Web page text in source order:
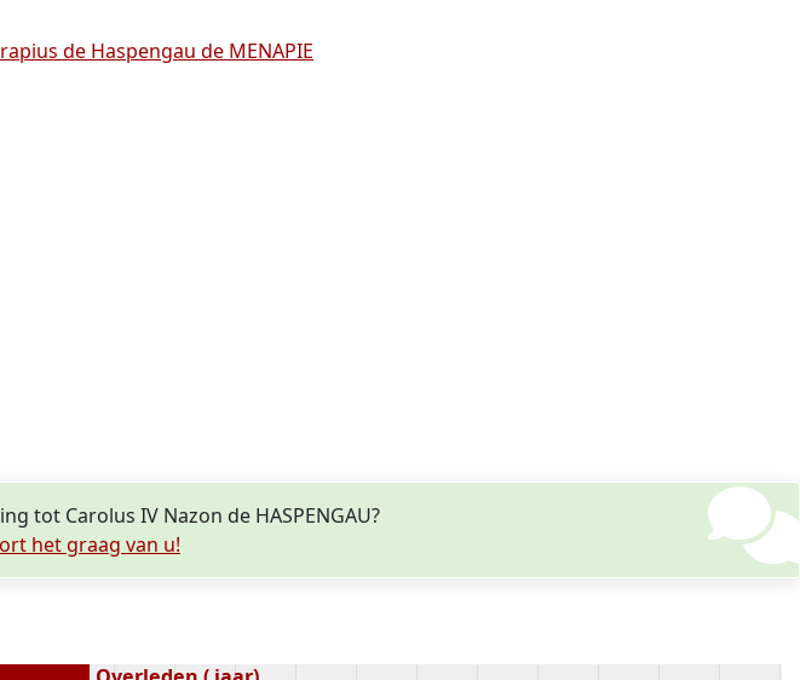
de Haspengau de MENAPIE
tot Carolus IV Nazon de HASPENGAU?
het graag van u!